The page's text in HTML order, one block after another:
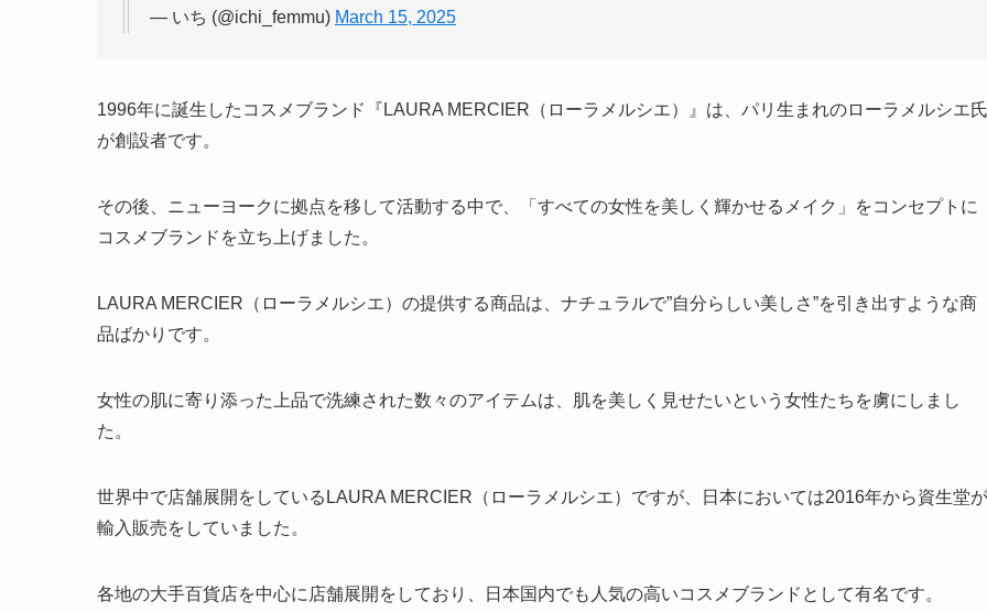
— いち (@ichi_femmu) March 15, 2025
1996年に誕生したコスメブランド『LAURA MERCIER（ローラメルシエ）』は、パリ生まれのローラメルシエ氏
が創設者です。
その後、ニューヨークに拠点を移して活動する中で、 「すべての女性を美しく輝かせるメイク」をコンセプト に
コスメブランドを立ち上げました。
LAURA MERCIER（ローラメルシエ）の提供する商品は、 ナチュラルで”自分らしい美しさ”を引き出すような商
品ばかりです。
女性の肌に寄り添った上品で洗練された数々のアイテムは、肌を美しく見せたいという女性たちを虜にしまし
た。
世界中で店舗展開をしているLAURA MERCIER（ローラメルシエ）ですが、日本においては2016年から資生堂が
輸入販売をしていました。
各地の大手百貨店を中心に店舗展開をしており、日本国内でも人気の高いコスメブランドとして有名です。